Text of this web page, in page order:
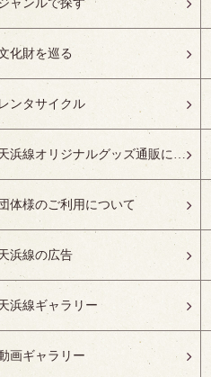
ャンルで探す
化財を巡る
ンタサイクル
天浜線オリジナルグッズ通販について
体様のご利用について
浜線の広告
浜線ギャラリー
画ギャラリー